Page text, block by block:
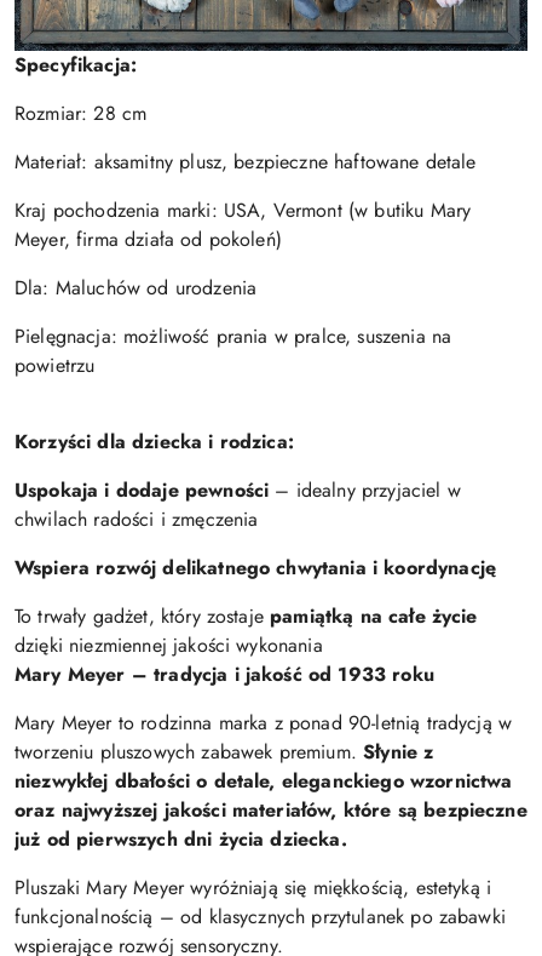
Specyfikacja:
Rozmiar: 28 cm
Materiał: aksamitny plusz, bezpieczne haftowane detale
Kraj pochodzenia marki: USA, Vermont (w butiku Mary
Meyer, firma działa od pokoleń)
Dla: Maluchów od urodzenia
Pielęgnacja: możliwość prania w pralce, suszenia na
powietrzu
Korzyści dla dziecka i rodzica:
Uspokaja i dodaje pewności – idealny przyjaciel w
chwilach radości i zmęczenia
Wspiera rozwój delikatnego chwytania i koordynację
To trwały gadżet, który zostaje pamiątką na całe życie
dzięki niezmiennej jakości wykonania
Mary Meyer – tradycja i jakość od 1933 roku
Mary Meyer to rodzinna marka z ponad 90-letnią tradycją w
tworzeniu pluszowych zabawek premium.Słynie z
niezwykłej dbałości o detale, eleganckiego wzornictwa
oraz najwyższej jakości materiałów, które są bezpieczne
już od pierwszych dni życia dziecka.
Pluszaki Mary Meyer wyróżniają się miękkością, estetyką i
funkcjonalnością – od klasycznych przytulanek po zabawki
wspierające rozwój sensoryczny.